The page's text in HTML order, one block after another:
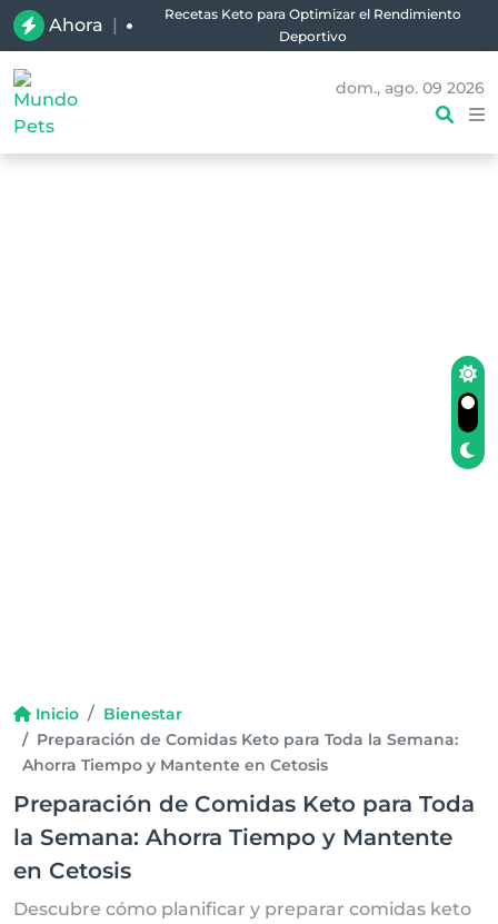
Ahora |
Recetas Keto para Optimizar el Rendimiento
Deportivo
dom., ago. 09 2026
Inicio
Bienestar
Preparación de Comidas Keto para Toda la Semana:
Ahorra Tiempo y Mantente en Cetosis
Preparación de Comidas Keto para Toda
la Semana: Ahorra Tiempo y Mantente
en Cetosis
Descubre cómo planificar y preparar comidas keto